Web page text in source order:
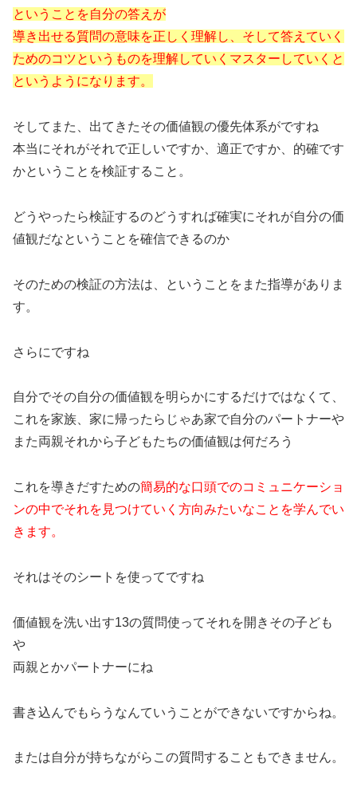
ということを自分の答えが
導き出せる質問の意味を正しく理解し、そして答えていく
ためのコツというものを理解していくマスターしていくと
というようになります。
そしてまた、出てきたその価値観の優先体系がですね
本当にそれがそれで正しいですか、適正ですか、的確です
かということを検証すること。
どうやったら検証するのどうすれば確実にそれが自分の価
値観だなということを確信できるのか
そのための検証の方法は、ということをまた指導がありま
す。
さらにですね
自分でその自分の価値観を明らかにするだけではなくて、
これを家族、家に帰ったらじゃあ家で自分のパートナーや
また両親それから子どもたちの価値観は何だろう
これを導きだすための簡易的な口頭でのコミュニケーショ
ンの中でそれを見つけていく方向みたいなことを学んでい
きます。
それはそのシートを使ってですね
価値観を洗い出す13の質問使ってそれを開きその子ども
や
両親とかパートナーにね
書き込んでもらうなんていうことができないですからね。
または自分が持ちながらこの質問することもできません。